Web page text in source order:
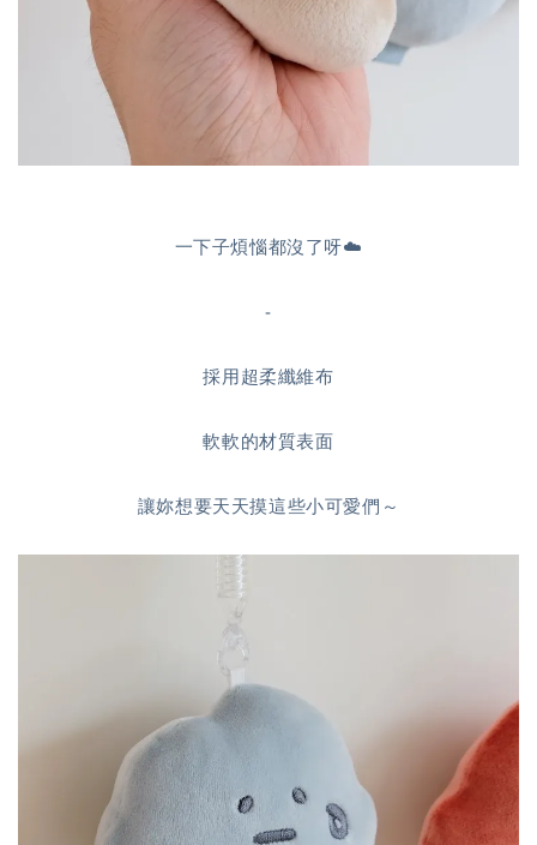
一下子煩惱都沒了呀☁️
-
採用超柔纖維布
軟軟的材質表面
讓妳想要天天摸這些小可愛們～